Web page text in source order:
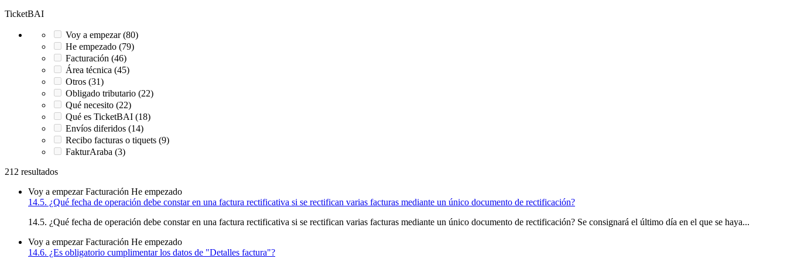
TicketBAI
Voy a empezar (80)
He empezado (79)
Facturación (46)
Área técnica (45)
Otros (31)
Obligado tributario (22)
Qué necesito (22)
Qué es TicketBAI (18)
Envíos diferidos (14)
Recibo facturas o tiquets (9)
FakturAraba (3)
212 resultados
Voy a empezar Facturación He empezado
14.5. ¿Qué fecha de operación debe constar en una factura rectificativa si se rectifican varias facturas mediante un único documento de rectificación?
14.5. ¿Qué fecha de operación debe constar en una factura rectificativa si se rectifican varias facturas mediante un único documento de rectificación? Se consignará el último día en el que se haya...
Voy a empezar Facturación He empezado
14.6. ¿Es obligatorio cumplimentar los datos de "Detalles factura"?